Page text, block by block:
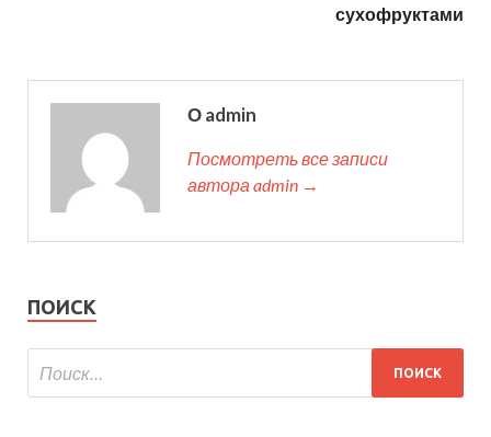
сухофруктами
О admin
Посмотреть все записи
автора admin →
ПОИСК